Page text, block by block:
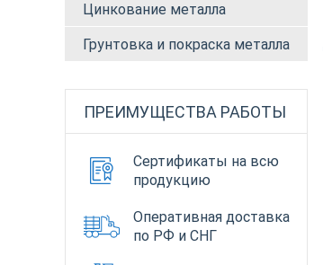
Цинкование металла
Грунтовка и покраска металла
ПРЕИМУЩЕСТВА РАБОТЫ
Сертификаты на всю
продукцию
Оперативная доставка
по РФ и СНГ